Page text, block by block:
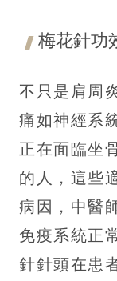
梅花針功
不只是肩周
痛如神經系
正在面臨坐
的人，這些
病因，中醫
免疫系統正
針針頭在患